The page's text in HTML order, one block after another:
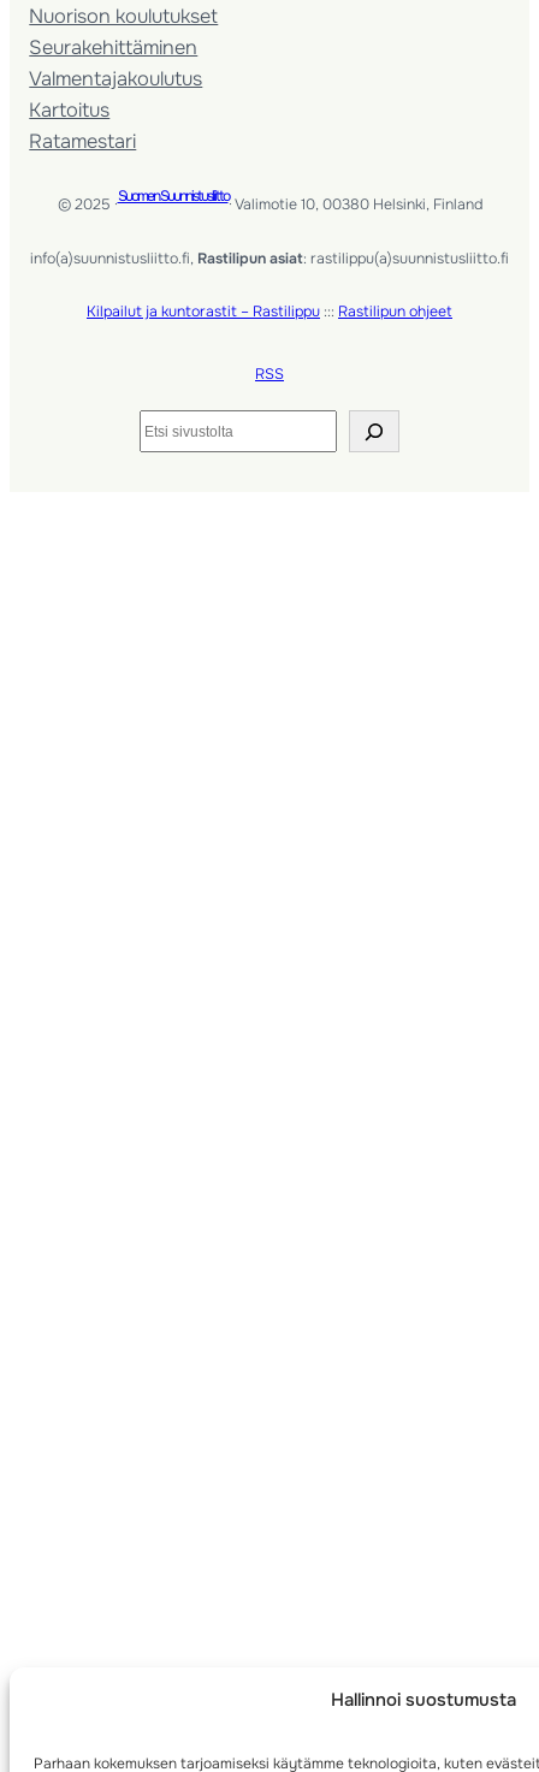
Hallinnoi suostumusta
Parhaan kokemuksen tarjoamiseksi käytämme teknologioita, kuten
Nuorison koulutukset
Seura­kehittäminen
Valmentaja­koulutus
Kartoitus
Ratamestari
© 2025 ·Suomen Suunnistusliitto· Valimotie 10, 00380 Helsinki, Finland
info(a)suunnistusliitto.fi, Rastilipun asiat: rastilippu(a)suunnistusliitto.fi
Kilpailut ja kuntorastit – Rastilippu ::: Rastilipun ohjeet
RSS
Etsi